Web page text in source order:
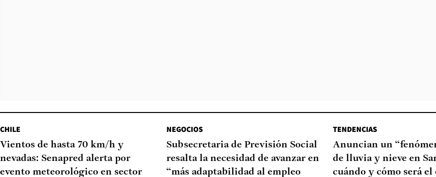
CHILE
Vientos de hasta 70 km/h y
nevadas: Senapred alerta por
evento meteorológico en sector
NEGOCIOS
Subsecretaria de Previsión Social
resalta la necesidad de avanzar en
“más adaptabilidad al empleo
TENDENCIAS
Anuncian un
de lluvia y nieve en
cuándo y cómo será el